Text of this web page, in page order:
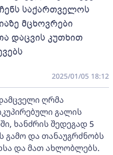
საქართველოს
მცხოვრები
დაცვის კუთხით
2025/01/05 18:12
ღრმა
გალის
ხანძრის შედეგად 5
გამო და თანაუგრძნობს
და მათ ახლობლებს.